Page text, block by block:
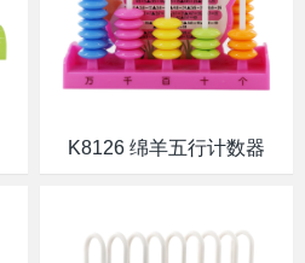
K8126 绵羊五行计数器